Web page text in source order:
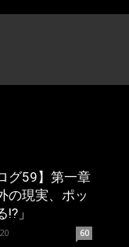
グ59】第一章
の現実、ポッ
」
60